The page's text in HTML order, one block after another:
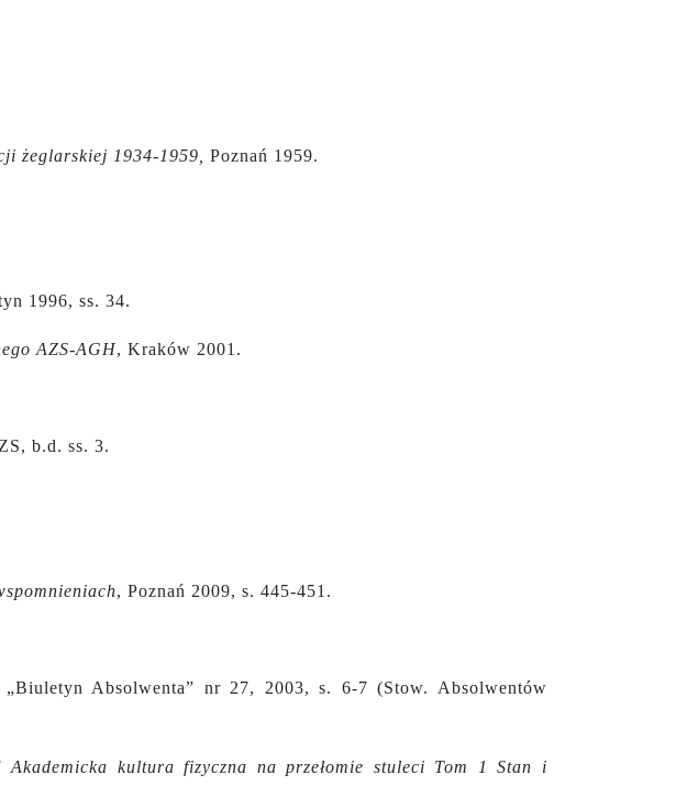
żeglarskiej 1934-1959, Poznań 1959.
1996, ss. 34.
AZS-AGH, Kraków 2001.
b.d. ss. 3.
, Poznań 2009, s. 445-451.
„Biuletyn Absolwenta” nr 27,
2003, s. 6-7 (Stow. Absolwentów
kultura fizyczna na przełomie stuleci Tom 1 Stan i